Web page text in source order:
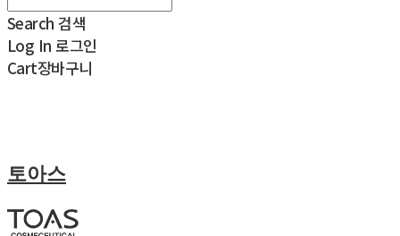
Search 검색
Log In 로그인
Cart장바구니
토아스